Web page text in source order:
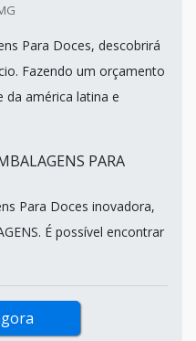
Para Doces, descobrirá
Fazendo um orçamento
américa latina e
PARA
Para Doces inovadora,
É possível encontrar